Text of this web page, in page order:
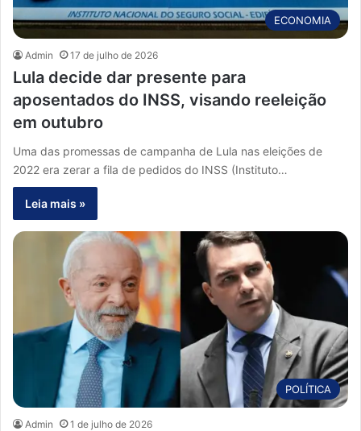
ECONOMIA
Admin 17 de julho de 2026
Lula decide dar presente para
aposentados do INSS, visando reeleição
em outubro
Uma das promessas de campanha de Lula nas eleições de
2022 era zerar a fila de pedidos do INSS (Instituto…
Leia mais »
POLÍTICA
Admin 1 de julho de 2026